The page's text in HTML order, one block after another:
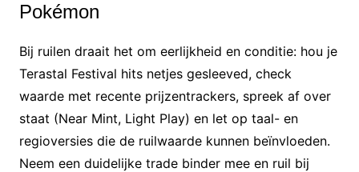
Pokémon
Bij ruilen draait het om eerlijkheid en conditie: hou je
Terastal Festival hits netjes gesleeved, check
waarde met recente prijzentrackers, spreek af over
staat (Near Mint, Light Play) en let op taal- en
regioversies die de ruilwaarde kunnen beïnvloeden.
Neem een duidelijke trade binder mee en ruil bij